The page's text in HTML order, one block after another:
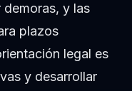
y las
plazos
legal es
y desarrollar